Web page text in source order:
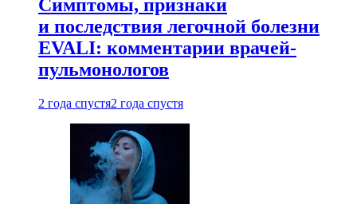
Симптомы, признаки
и последствия легочной болезни
EVALI: комментарии врачей-
пульмонологов
2 года спустя2 года спустя